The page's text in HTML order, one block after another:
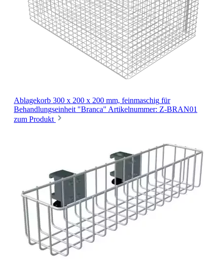
Ablagekorb 300 x 200 x 200 mm, feinmaschig für
Behandlungseinheit "Branca" Artikelnummer: Z-BRAN01
zum Produkt